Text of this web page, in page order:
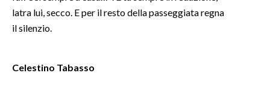
3 MINUTI CON
INFO AZIENDE
latra lui, secco. E per il resto della passeggiata regna
il silenzio.
Celestino Tabasso